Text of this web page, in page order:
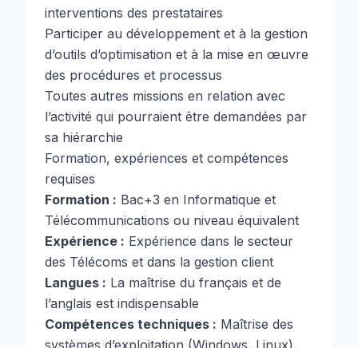
interventions des prestataires
Participer au développement et à la gestion
d’outils d’optimisation et à la mise en œuvre
des procédures et processus
Toutes autres missions en relation avec
l’activité qui pourraient être demandées par
sa hiérarchie
Formation, expériences et compétences
requises
Formation : Bac+3 en Informatique et
Télécommunications ou niveau équivalent
Expérience : Expérience dans le secteur
des Télécoms et dans la gestion client
Langues : La maîtrise du français et de
l’anglais est indispensable
Compétences techniques : Maîtrise des
systèmes d’exploitation (Windows, Linux),